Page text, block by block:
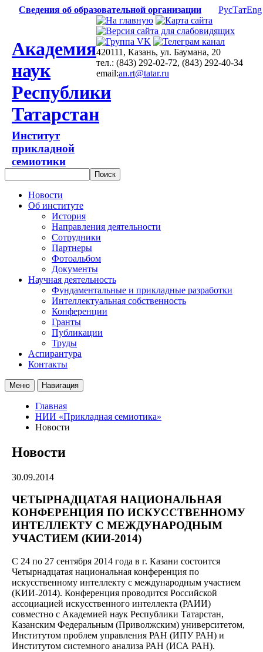
Сведения об образовательной организации РусТатEng
Академия
наук
Республики
Татарстан
Институт
прикладной
семиотики
420111, Казань, ул. Баумана, 20
тел.: (843) 292-02-72, (843) 292-40-34
email:an.rt@tatar.ru
Новости
Об институте
История
Направления деятельности
Сотрудники
Партнеры
Фотоальбом
Документы
Научная деятельность
Фундаментальные и прикладные разработки
Интеллектуальная собственность
Конференции
Гранты
Публикации
Труды
Аспирантура
Контакты
Меню Навигация
Главная
НИИ «Прикладная семиотика»
Новости
Новости
30.09.2014
ЧЕТЫРНАДЦАТАЯ НАЦИОНАЛЬНАЯ
КОНФЕРЕНЦИЯ ПО ИСКУССТВЕННОМУ
ИНТЕЛЛЕКТУ С МЕЖДУНАРОДНЫМ
УЧАСТИЕМ (КИИ-2014)
С 24 по 27 сентября 2014 года в г. Казани состоится
Четырнадцатая национальная конференция по
искусственному интеллекту с международным участием
(КИИ-2014). Конференция проводится Российской
ассоциацией искусственного интеллекта (РАИИ)
совместно с Академией наук Республики Татарстан,
Казанским Федеральным (Приволжским) университетом,
Институтом проблем управления РАН (ИПУ РАН) и
Институтом системного анализа РАН (ИСА РАН).